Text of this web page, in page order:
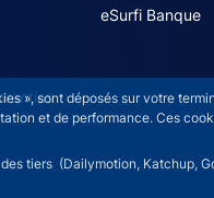
», sont déposés sur votre
et de performance. Ces
tiers (Dailymotion, Katchup,
eSurfi Banque